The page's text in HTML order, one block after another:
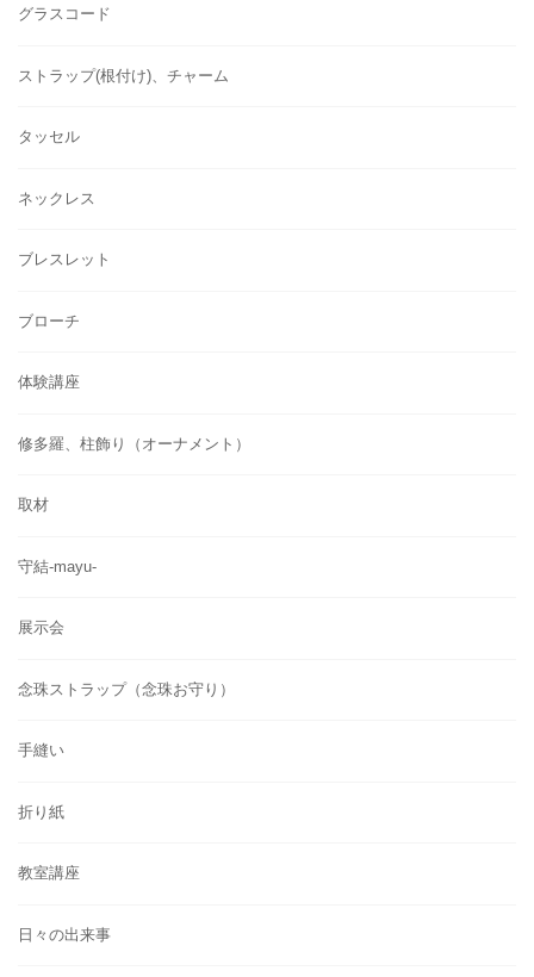
グラスコード
ストラップ(根付け)、チャーム
タッセル
ネックレス
ブレスレット
ブローチ
体験講座
修多羅、柱飾り（オーナメント）
取材
守結-mayu-
展示会
念珠ストラップ（念珠お守り）
手縫い
折り紙
教室講座
日々の出来事